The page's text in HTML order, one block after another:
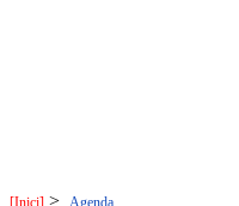
[Inici] > Agenda